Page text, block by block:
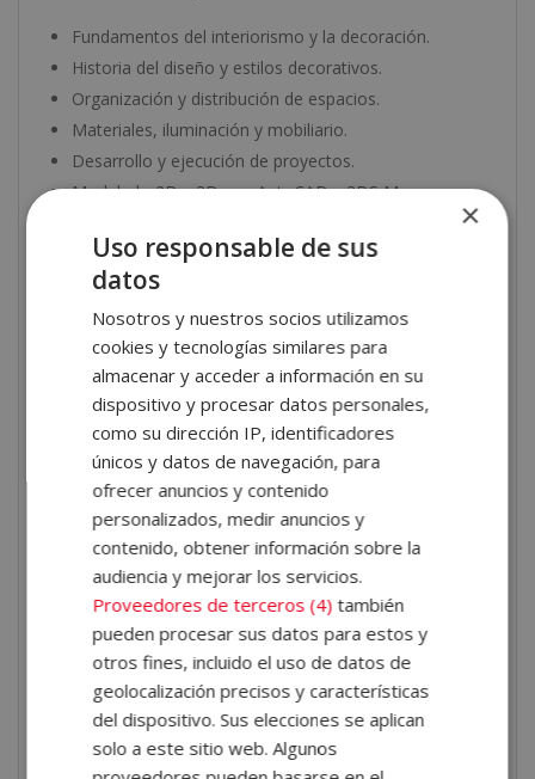
Fundamentos del interiorismo y la decoración.
Historia del diseño y estilos decorativos.
Organización y distribución de espacios.
Materiales, iluminación y mobiliario.
Desarrollo y ejecución de proyectos.
Modelado 2D y 3D con AutoCAD y 3DS Max.
Diseño gráfico aplicado a interiores con Photoshop,
Illustrator e InDesign.
Introducción al diseño con IA.
Además, cada módulo combina contenidos teóricos
con ejercicios de autoevaluación que permiten
reforzar la experiencia académica y potenciar el
aprendizaje de los alumnos.
¿Qué aprenderás en el
Máster en Interiorismo?
Al finalizar el máster, contarás con un amplio abanico
de competencias que incluyen los siguientes aspectos
que aprenderás:
Diferenciar entre interiorismo y decoración
Aprenderás a identificar y aplicar ambos conceptos
según el contexto y las necesidades de cada
×
Uso responsable de sus
datos
Nosotros y nuestros socios utilizamos
cookies y tecnologías similares para
almacenar y acceder a información en su
dispositivo y procesar datos personales,
como su dirección IP, identificadores
únicos y datos de navegación, para
ofrecer anuncios y contenido
personalizados, medir anuncios y
contenido, obtener información sobre la
audiencia y mejorar los servicios.
Proveedores de terceros (4) también
pueden procesar sus datos para estos y
otros fines, incluido el uso de datos de
geolocalización precisos y características
del dispositivo. Sus elecciones se aplican
solo a este sitio web. Algunos